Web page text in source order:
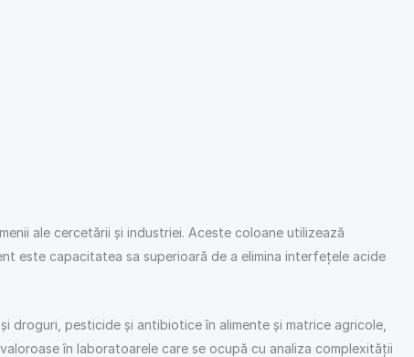
ale cercetării și industriei. Aceste coloane utilizează
este capacitatea sa superioară de a elimina interfețele acide
droguri, pesticide și antibiotice în alimente și matrice agricole,
în laboratoarele care se ocupă cu analiza complexității